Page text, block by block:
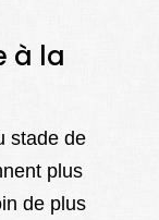
à la
stade de
plus
de plus